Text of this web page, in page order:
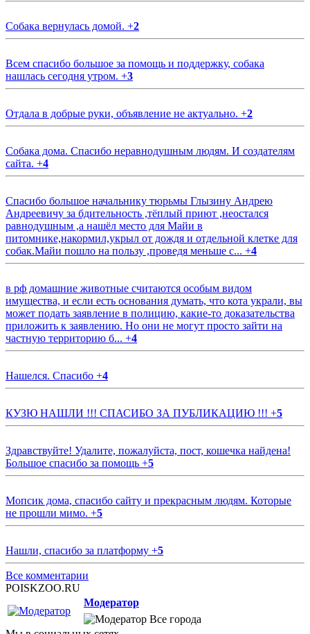
Собака вернулась домой. +2
Всем спасибо большое за помощь и поддержку, собака
нашлась сегодня утром. +3
Отдала в добрые руки, объявление не актуально. +2
Собака дома. Спасибо неравнодушным людям. И создателям
сайта. +4
Спасибо большое начальнику тюрьмы Глызину Андрею
Андреевичу за бдительность ,тёплый приют ,неостался
равнодушным ,а нашёл место для Майи в
питомнике,накормил,укрыл от дождя и отдельной клетке для
собак.Майи пошло на пользу ,проведя меньше с... +4
в рф домашние животные считаются особым видом
имущества, и если есть основания думать, что кота украли, вы
может подать заявление в полицию, какие-то доказательства
приложить к заявлению. Но они не могут просто зайти на
частную территорию б... +4
Нашелся. Спасибо +4
КУЗЮ НАШЛИ !!! СПАСИБО ЗА ПУБЛИКАЦИЮ !!! +5
Здравствуйте! Удалите, пожалуйста, пост, кошечка найдена!
Большое спасибо за помощь +5
Мопсик дома, спасибо сайту и прекрасным людям. Которые
не прошли мимо. +5
Нашли, спасибо за платформу +5
Все комментарии
POISKZOO.RU
Модератор
Все города